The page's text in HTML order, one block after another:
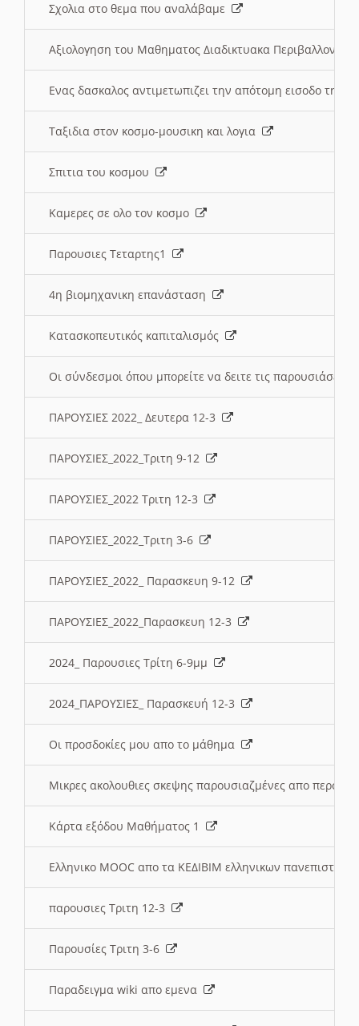
Σχολια στο θεμα που αναλάβαμε
Αξιολογηση του Μαθηματος Διαδικτυακα
Ενας δασκαλος αντιμετωπιζει την απότομη εισοδο της
Ταξιδια στον κοσμο-μουσικη και λογια
Σπιτια του κοσμου
Καμερες σε ολο τον κοσμο
Παρουσιες Τεταρτης1
4η βιομηχανικη επανάσταση
Κατασκοπευτικός καπιταλισμός
Οι σύνδεσμοι όπου μπορείτε να δειτε τις παρουσιάσεις
ΠΑΡΟΥΣΙΕΣ 2022_ Δευτερα 12-3
ΠΑΡΟΥΣΙΕΣ_2022_Τριτη 9-12
ΠΑΡΟΥΣΙΕΣ_2022 Τριτη 12-3
ΠΑΡΟΥΣΙΕΣ_2022_Τριτη 3-6
ΠΑΡΟΥΣΙΕΣ_2022_ Παρασκευη 9-12
ΠΑΡΟΥΣΙΕΣ_2022_Παρασκευη 12-3
2024_ Παρουσιες Τρίτη 6-9μμ
2024_ΠΑΡΟΥΣΙΕΣ_ Παρασκευή 12-3
Οι προσδοκίες μου απο το μάθημα
Μικρες ακολουθιες σκεψης παρουσιαζμένες απο
Κάρτα εξόδου Μαθήματος 1
Ελληνικο MOOC απο τα ΚΕΔΙΒΙΜ ελληνικων
παρουσιες Τριτη 12-3
Παρουσίες Τριτη 3-6
Παραδειγμα wiki απο εμενα